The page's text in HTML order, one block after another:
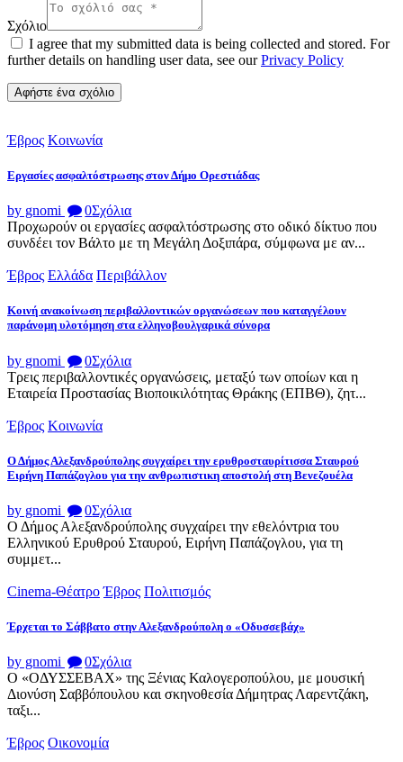
Σχόλιο
I agree that my submitted data is being collected and stored. For
further details on handling user data, see ourPrivacy Policy
Έβρος Κοινωνία
Εργασίες ασφαλτόστρωσης στον Δήμο Ορεστιάδας
by gnomi 0Σχόλια
Προχωρούν οι εργασίες ασφαλτόστρωσης στο οδικό δίκτυο που
συνδέει τον Βάλτο με τη Μεγάλη Δοξιπάρα, σύμφωνα με αν...
Έβρος Ελλάδα Περιβάλλον
Κοινή ανακοίνωση περιβαλλοντικών οργανώσεων που καταγγέλουν
παράνομη υλοτόμηση στα ελληνοβουλγαρικά σύνορα
by gnomi 0Σχόλια
Τρεις περιβαλλοντικές οργανώσεις, μεταξύ των οποίων και η
Εταιρεία Προστασίας Βιοποικιλότητας Θράκης (ΕΠΒΘ), ζητ...
Έβρος Κοινωνία
Ο Δήμος Αλεξανδρούπολης συγχαίρει την ερυθροσταυρίτισσα Σταυρού
Ειρήνη Παπάζογλου για την ανθρωπιστικη αποστολή στη Βενεζουέλα
by gnomi 0Σχόλια
Ο Δήμος Αλεξανδρούπολης συγχαίρει την εθελόντρια του
Ελληνικού Ερυθρού Σταυρού, Ειρήνη Παπάζογλου, για τη
συμμετ...
Cinema-Θέατρο Έβρος Πολιτισμός
Έρχεται το Σάββατο στην Αλεξανδρούπολη ο «Οδυσσεβάχ»
by gnomi 0Σχόλια
Ο «ΟΔΥΣΣΕΒΑΧ» της Ξένιας Καλογεροπούλου, με μουσική
Διονύση Σαββόπουλου και σκηνοθεσία Δήμητρας Λαρεντζάκη,
ταξι...
Έβρος Οικονομία